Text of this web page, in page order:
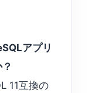
アプリ
11互換の